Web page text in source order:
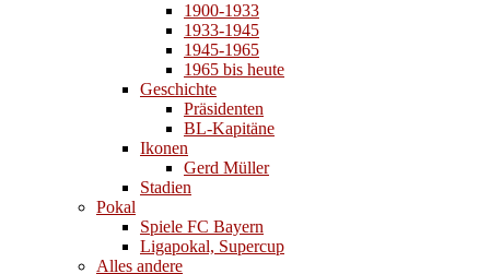
1900-1933
1933-1945
1945-1965
1965 bis heute
Geschichte
Präsidenten
BL-Kapitäne
Ikonen
Gerd Müller
Stadien
Pokal
Spiele FC Bayern
Ligapokal, Supercup
Alles andere